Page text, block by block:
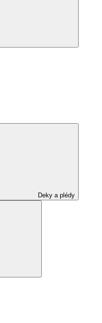
Deky a plédy